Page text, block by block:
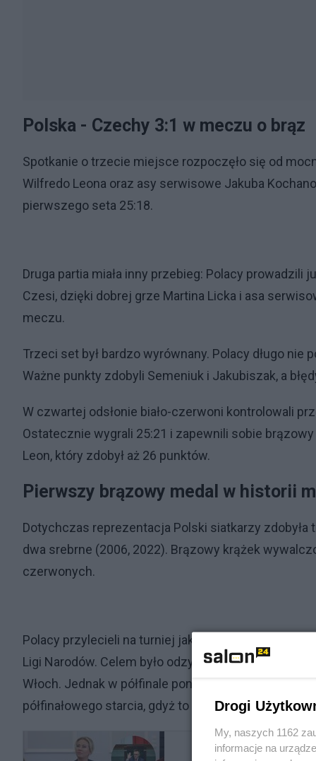
Polska - Czechy 3:1 w meczu o brąz
Spotkanie o trzecie miejsce rozpoczęło się od
Wilfredo Leona oraz asy serwisowe Jakuba
pierwszego seta 25:18.
Druga partia miała inny przebieg: Polacy
Czesi, dzięki dobrej grze Martina Licka i asa
meczu.
Trzeci set był bardzo wyrównany. Polacy długo nie
Ważne punkty zdobyli Semeniuk i Jakubiszak, a
W czwartej odsłonie biało-czerwoni kontrolowali
Ostatecznie wygrali 25:21 i zapewnili sobie
Leon, który zdobył aż 26 punktów.
Pierwszy brązowy medal w historii
Dotychczas reprezentacja Polski siatkarzy
dwa srebrne (2006, 2022). Brązowy krążek
czerwonych.
Polacy przylecieli na turniej jako jedni z faworytów.
Ligi Narodów. Celem było odzyskanie
Włoch. Jednak w półfinale ponownie musieli uznać
półfinałowego starcia, gdyż to nasi siatkarze byli
Drogi
My, naszych 1162
informacje na